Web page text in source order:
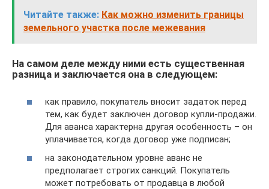
Читайте также: Как можно изменить границы
земельного участка после межевания
На самом деле между ними есть существенная
разница и заключается она в следующем:
как правило, покупатель вносит задаток перед
тем, как будет заключен договор купли-продажи.
Для аванса характерна другая особенность – он
уплачивается, когда договор уже подписан;
на законодательном уровне аванс не
предполагает строгих санкций. Покупатель
может потребовать от продавца в любой